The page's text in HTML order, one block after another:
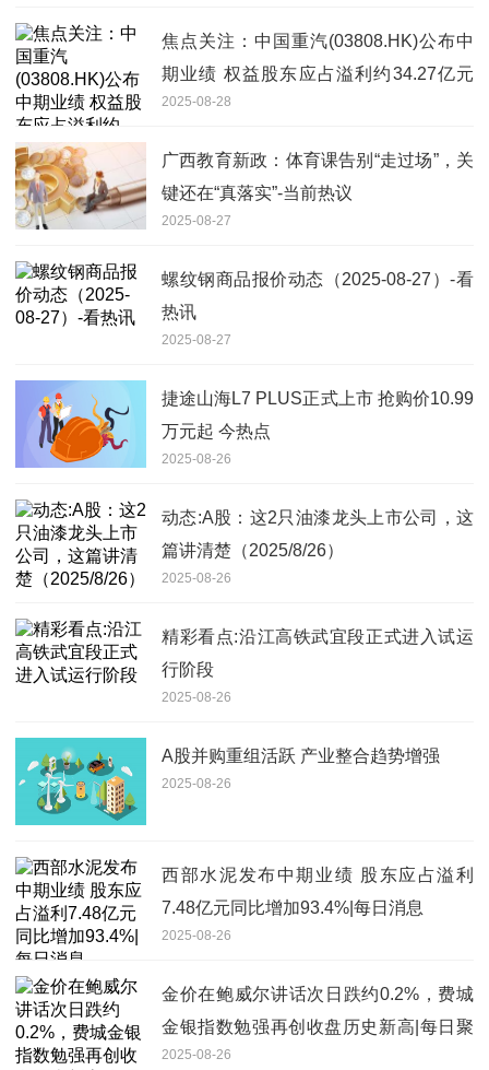
焦点关注：中国重汽(03808.HK)公布中
期业绩 权益股东应占溢利约34.27亿元
同比增长4.03%
2025-08-28
广西教育新政：体育课告别“走过场”，关
键还在“真落实”-当前热议
2025-08-27
螺纹钢商品报价动态（2025-08-27）-看
热讯
2025-08-27
捷途山海L7 PLUS正式上市 抢购价10.99
万元起 今热点
2025-08-26
动态:A股：这2只油漆龙头上市公司，这
篇讲清楚（2025/8/26）
2025-08-26
精彩看点:沿江高铁武宜段正式进入试运
行阶段
2025-08-26
A股并购重组活跃 产业整合趋势增强
2025-08-26
西部水泥发布中期业绩 股东应占溢利
7.48亿元同比增加93.4%|每日消息
2025-08-26
金价在鲍威尔讲话次日跌约0.2%，费城
金银指数勉强再创收盘历史新高|每日聚
焦
2025-08-26